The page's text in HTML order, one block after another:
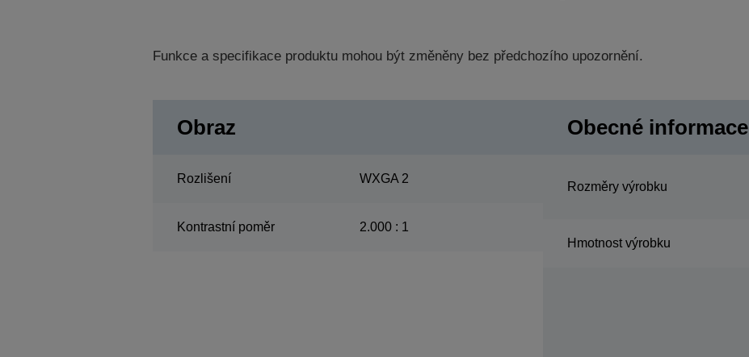
Funkce a specifikace produktu mohou být změněny bez předchozího upozornění.
Obraz
Rozlišení WXGA 2
Kontrastní poměr 2.000 : 1
Obecné informace
Rozměry výrobku
Hmotnost výrobku